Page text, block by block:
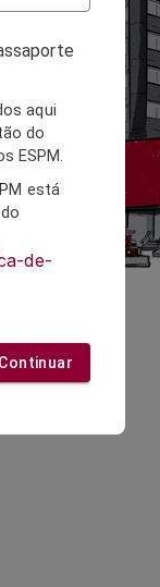
aqui
do
ESPM.
está
de-
Continuar